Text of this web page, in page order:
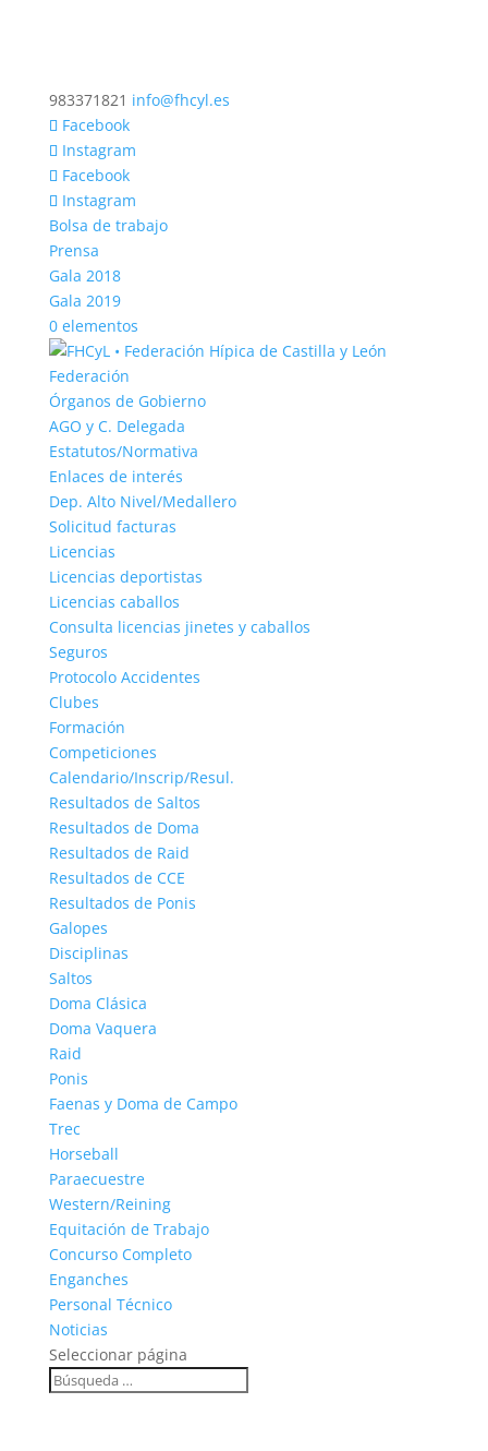
983371821 info@fhcyl.es
Facebook
Instagram
Facebook
Instagram
Bolsa de trabajo
Prensa
Gala 2018
Gala 2019
0 elementos
Federación
Órganos de Gobierno
AGO y C. Delegada
Estatutos/Normativa
Enlaces de interés
Dep. Alto Nivel/Medallero
Solicitud facturas
Licencias
Licencias deportistas
Licencias caballos
Consulta licencias jinetes y caballos
Seguros
Protocolo Accidentes
Clubes
Formación
Competiciones
Calendario/Inscrip/Resul.
Resultados de Saltos
Resultados de Doma
Resultados de Raid
Resultados de CCE
Resultados de Ponis
Galopes
Disciplinas
Saltos
Doma Clásica
Doma Vaquera
Raid
Ponis
Faenas y Doma de Campo
Trec
Horseball
Paraecuestre
Western/Reining
Equitación de Trabajo
Concurso Completo
Enganches
Personal Técnico
Noticias
Seleccionar página